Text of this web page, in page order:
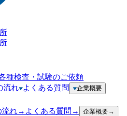
種検査・試験のご依頼
流れ よくある質問
企業概要
流れ→ よくある質問 → 企業概要→